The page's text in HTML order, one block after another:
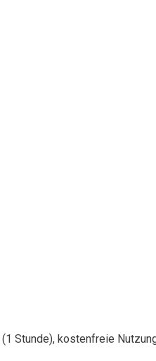
Stunde), kostenfreie